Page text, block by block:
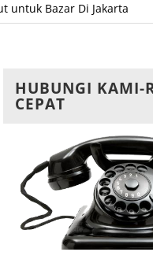
untuk Bazar Di Jakarta
HUBUNGI KAMI-
CEPAT